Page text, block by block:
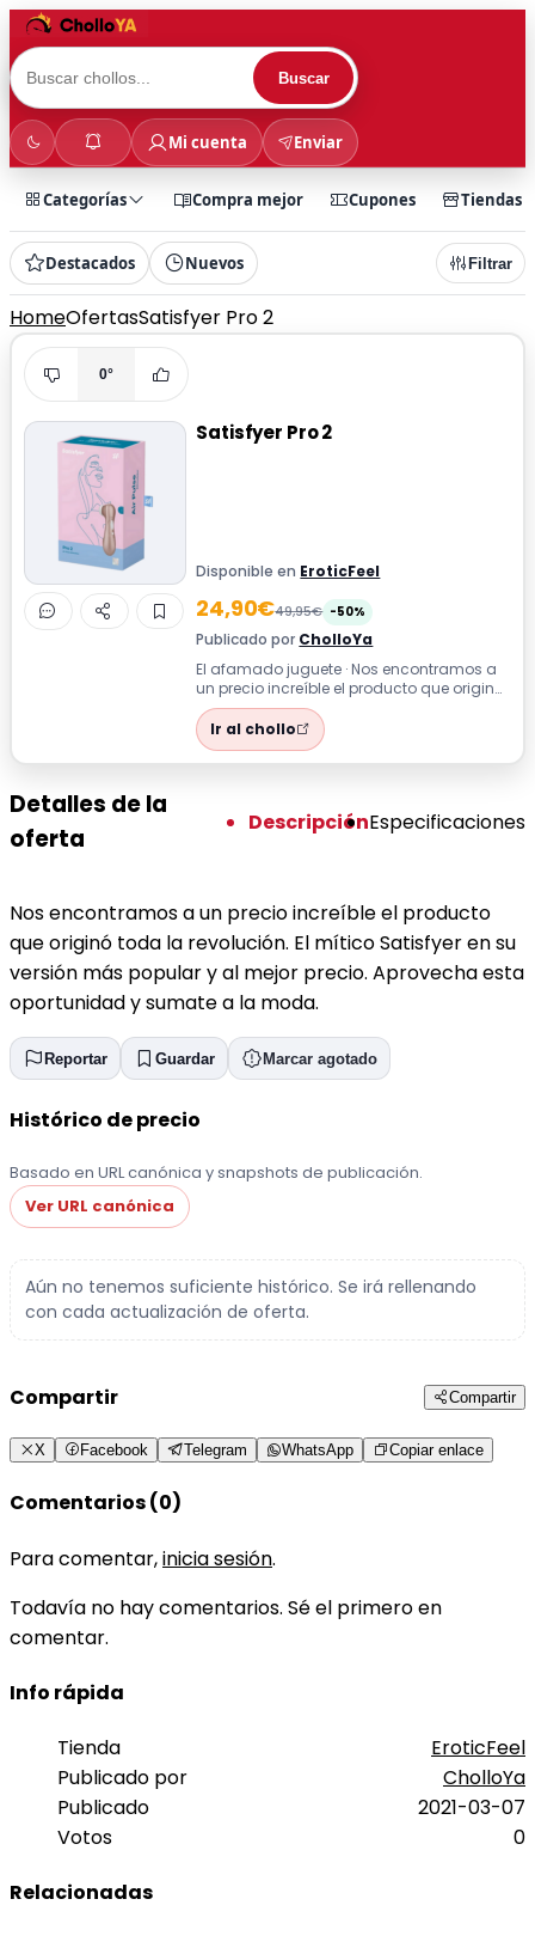
Buscar
Mi cuenta Enviar
Categorías Compra mejor Cupones Tiendas
Destacados Nuevos Filtrar
HomeOfertasSatisfyer Pro 2
0°
Satisfyer Pro 2
Disponible en EroticFeel
24,90€49,95€ -50%
Publicado por CholloYa
El afamado juguete · Nos encontramos a
un precio increíble el producto que originó
toda la revolución. El mítico Sati...
Ir al chollo
Detalles de la
oferta
DescripciónEspecificaciones
Nos encontramos a un precio increíble el producto
que originó toda la revolución. El mítico Satisfyer en su
versión más popular y al mejor precio. Aprovecha esta
oportunidad y sumate a la moda.
Reportar Guardar Marcar agotado
Histórico de precio
Basado en URL canónica y snapshots de publicación.
Ver URL canónica
Aún no tenemos suficiente histórico. Se irá rellenando
con cada actualización de oferta.
Compartir Compartir
X Facebook Telegram WhatsApp Copiar enlace
Comentarios (0)
Para comentar,inicia sesión.
Todavía no hay comentarios. Sé el primero en
comentar.
Info rápida
Tienda
EroticFeel
Publicado por
CholloYa
Publicado
2021-03-07
Votos
0
Relacionadas